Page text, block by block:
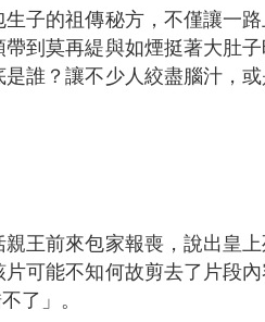
子的祖傳秘方，不僅讓一
到莫再緹與如煙挺著大肚
誰？讓不少人絞盡腦汁，
王前來包家報喪，說出皇
可能不知何故剪去了片段
了」。